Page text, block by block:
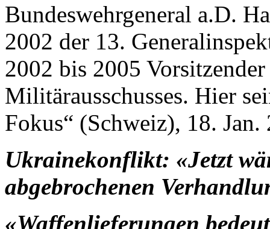
Bundeswehrgeneral a.D.
2002 der 13.
2002 bis 2005
Militärausschusses. Hier
Fokus“ (Schweiz), 18. Jan.
Ukrainekonflikt: «Jetzt
abgebrochenen
«Waffenlieferungen